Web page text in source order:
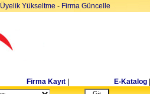
Üyelik Yükseltme - Firma Güncelle
Firma Kayıt E-Katalog